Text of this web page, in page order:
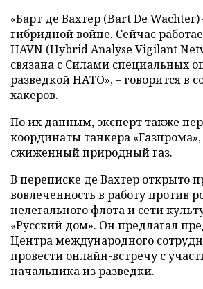
«Барт де Вахтер (Bart De
гибридной войне. Сейчас
HAVN (Hybrid Analyse Vigilant
связана с Силами специальных
разведкой НАТО», – говорится в
хакеров.
По их данным, эксперт также
координаты танкера
сжиженный природный газ.
В переписке де Вахтер открыто
вовлеченность в работу против
нелегального флота и сети
«Русский дом». Он предлагал
Центра международного
провести онлайн-встречу с
начальника из разведки.